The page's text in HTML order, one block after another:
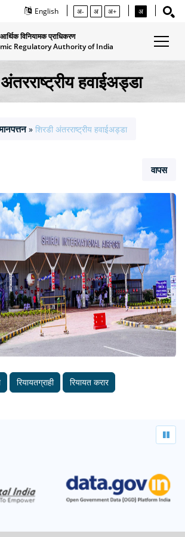
English अ- अ अ+ अ
विनियामक प्राधिकरण
Regulatory Authority of India
हवाईअड्डा
» शिरडी अंतरराष्‍ट्रीय हवाईअड्डा
वापस
रियायतग्राही रियायत करार